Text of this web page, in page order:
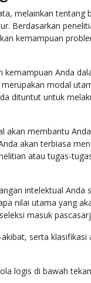
melainkan tentang
Berdasarkan
kemampuan
Anda
modal
dituntut untuk
akan membantu
akan terbiasa
atau tugas-
intelektual Anda
nilai utama yang
masuk
serta klasifikasi
logis di bawah